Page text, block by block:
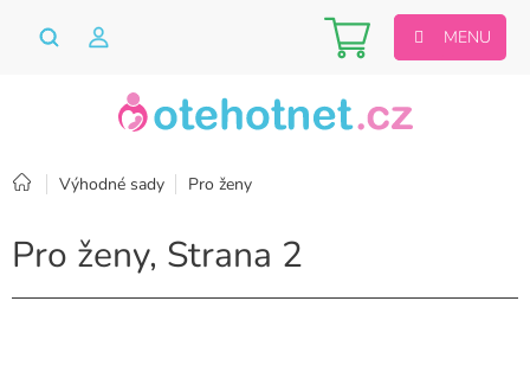
Nákupní
košík
Domů
Výhodné sady Pro ženy
Pro ženy, Strana 2